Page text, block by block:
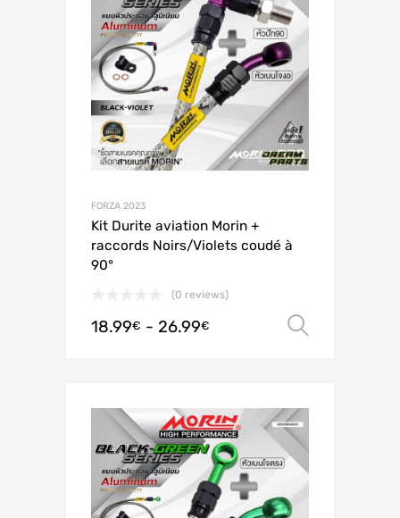
FORZA 2023
Kit Durite aviation Morin +
raccords Noirs/Violets coudé à
90°
(0 reviews)
18.99€ - 26.99€